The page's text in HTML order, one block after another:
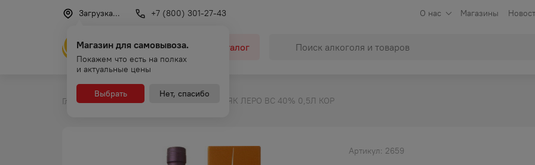
Загрузка... +7 (800) 301-27-43 О нас Магазины
Каталог
Магазин для самовывоза.
Покажем что есть на полках
и актуальные цены
Выбрать Нет, спасибо
Главная Каталог Коньяк КОНЬЯК ЛЕРО ВС 40% 0,5Л КОР
Артикул: 2659